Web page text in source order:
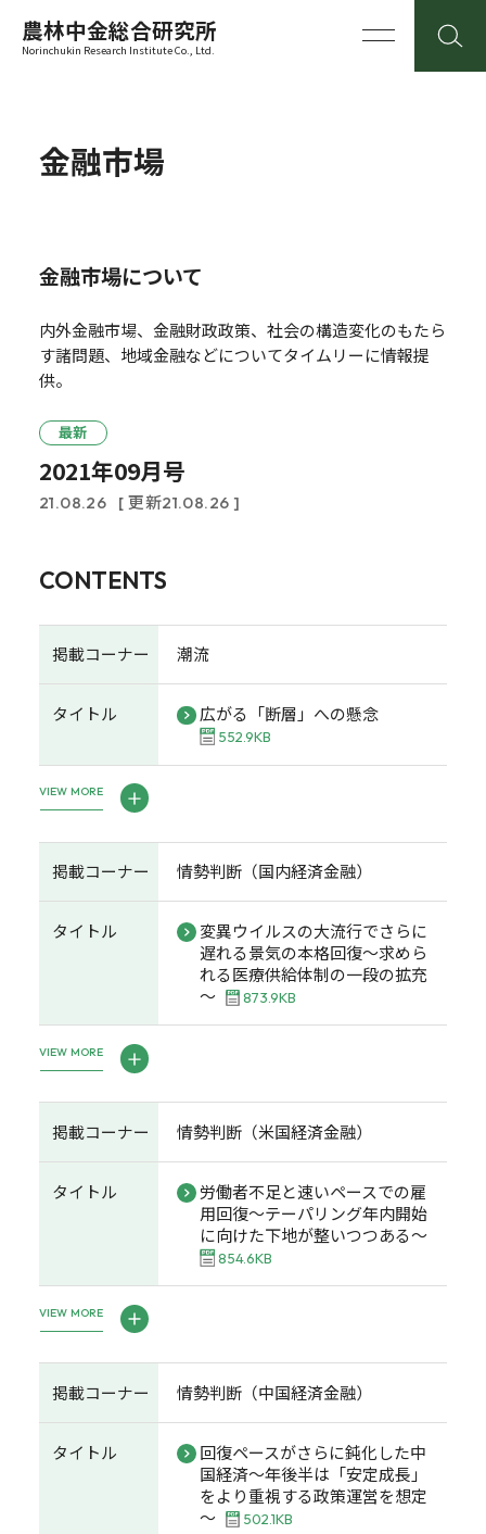
農林中金総合研究所
Norinchukin Research Institute Co., Ltd.
金融市場
金融市場について
内外金融市場、金融財政政策、社会の構造変化のもたら
す諸問題、地域金融などについてタイムリーに情報提
供。
最新
2021年09月号
21.08.26 [ 更新21.08.26 ]
CONTENTS
掲載コーナー 潮流
タイトル 広がる「断層」への懸念
552.9KB
VIEW MORE
掲載コーナー 情勢判断（国内経済金融）
タイトル
変異ウイルスの大流行でさらに
遅れる景気の本格回復～求めら
れる医療供給体制の一段の拡充
～
873.9KB
VIEW MORE
掲載コーナー 情勢判断（米国経済金融）
タイトル
労働者不足と速いペースでの雇
用回復～テーパリング年内開始
に向けた下地が整いつつある～
854.6KB
VIEW MORE
掲載コーナー 情勢判断（中国経済金融）
タイトル
回復ペースがさらに鈍化した中
国経済～年後半は「安定成長」
をより重視する政策運営を想定
～
502.1KB